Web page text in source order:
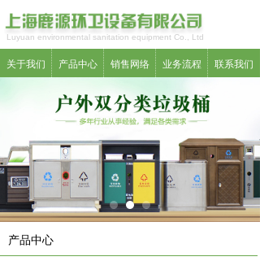
Luyuan environmental sanitation equipment Co., Ltd
关于我们 产品中心 销售网络 业务流程 联系我们
产品中心